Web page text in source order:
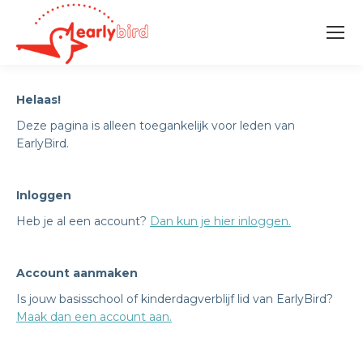
Helaas!
Deze pagina is alleen toegankelijk voor leden van
EarlyBird.
Inloggen
Heb je al een account? Dan kun je hier inloggen.
Account aanmaken
Is jouw basisschool of kinderdagverblijf lid van EarlyBird?
Maak dan een account aan.